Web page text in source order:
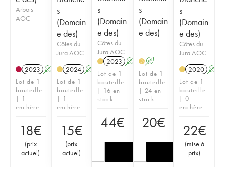
Arbois
AOC
2023 A
Lot de 1
bouteille
| 1
enchère
18€
(prix
actuel)
s
(Domain
e des)
Côtes du
Jura AOC
2024 A
Lot de 1
bouteille
| 1
enchère
15€
(prix
actuel)
s
(Domain
e des)
Côtes du
Jura AOC
2023 A
Lot de 1
bouteille
| 16 en
stock
44€
s
(Domain
e des)
HA
Lot de 1
bouteille
| 24 en
stock
20€
s
(Domain
e des)
Côtes du
Jura AOC
2020 A
Lot de 1
bouteille
| 0
enchère
22€
(mise à
prix)